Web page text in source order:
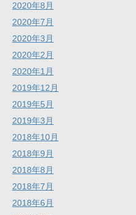
2020年8月
2020年7月
2020年3月
2020年2月
2020年1月
2019年12月
2019年5月
2019年3月
2018年10月
2018年9月
2018年8月
2018年7月
2018年6月